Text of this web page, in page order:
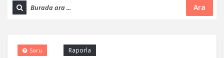
Ara
Raporla
Soru